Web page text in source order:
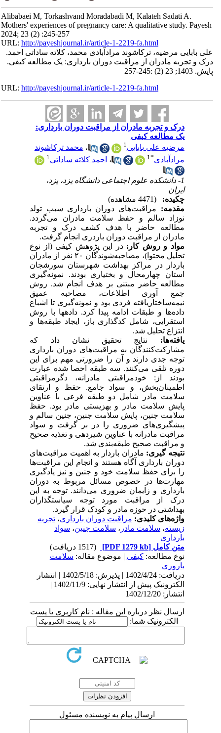
Alibabaei M, Torkashvand Moradabadi M, Kalateh Sadati A.
Mothers' experiences of pregnancy care: A qualitative study. Payesh
2024; 23 (2) :245-257
URL:http://payeshjournal.ir/article-1-2219-fa.html
علی بابایی مرضیه، ترکاشوند مرادآبادی محمد، کلاته ساداتی احمد.
درک و تجربه مادران از مراقبت دوران بارداری: یک مطالعه کیفی.
پایش. 1403; 23 (2) :245-257
URL:http://payeshjournal.ir/article-1-2219-fa.html
درک و تجربه مادران از مراقبت دوران بارداری:
یک مطالعه کیفی
مرضیه علی بابایی
،محمد ترکاشوند
مرادآبادی
1 ،احمد کلاته ساداتی
1- دانشکده علوم اجتماعی دانشگاه یزد، یزد،
ایران
چکیده:
مقدمه:مراقبت‌های دوران بارداری سبب تولد
نوزاد سالم و حفظ سلامت مادران می‌گردد.
مطالعه حاضر با هدف کشف درک و تجربه
مادران از مراقبت دوران باردری انجام گرفت.
مواد و روش کار: در این پژوهش کیفی (از نوع
تحلیل محتوا)، مصاحبه‌شوندگان ۲۰ نفر از مادران
باردار در مراکز بهداشت شهرستان سورشجان
استان چهارمحال و بختیاری بودند. نمونه‌گیری
مطالعه حاضر مبتنی بر هدف انجام شد. روش
جمع آوری اطلاعات، مصاحبه عمیق
نیمه‌ساختاریافته فردی بود و نمونه‌گیری تا اشباع
داده‌ها و طبقات ادامه پیدا کرد. داده­ها با روش
استقرایی، شامل کدگذاری باز، ایجاد طبقه­‌ها و
انتزاع تحلیل شد.
یافته‌ها:
نتایج تحقیق نشان داد که
مشارکت‌کنندگان به مراقبت‌های دوران بارداری
توجه جدی دارند و آن را ضرورتی مهم برای این
دوره تلقی می‌کنند. سه طبقه احصا شده عبارت
بودند از: خودمراقبتی مادرانه، دگرمراقبتی
اطمینان‌بخش، و سواد جامع. حفظ و ارتقای
سلامت مادر شامل دو طبقه فرعی با عناوین
پایش سلامت مادر و بهزیستی مادر بود. حفظ
سلامت جنین، پایش سلامت جنین، جنین سالم و
پیشگیری‌های ضروری را در بر گرفت و سواد
مراقبت مادرانه با عناوین شیردهی و تغذیه صحیح
و مراقبت صحیح طبقه‌بندی شد.
نتیجه گیری:مادران باردار به اهمیت مراقبت‌های
دوران بارداری آگاه هستند و انجام این مراقبت‌ها
را برای حفظ سلامت خود و جنین و نیز یادگیری
مهارت‌ها در خصوص مسائل مربوط به دوران
بارداری و زایمان ضروری می‌دانند. توجه به این
درک از مراقبت مورد توجه سیاستگذاران
بهداشتی در حوزه مادر و کودک قرار گیرد.
واژه‌های کلیدی:مراقبت دوران بارداری،تجربه
زیسته،سلامت مادر، سلامت جنین،سواد
بارداری
متن کامل[PDF 1279 kb]
نوع مطالعه:کیفی| موضوع مقاله:سلامت
باروری
دریافت: 1402/4/24 | پذیرش: 1402/5/18 | انتشار
الکترونیک پیش از انتشار نهایی: 1402/11/9 |
انتشار: 1402/12/20
ارسال نظر درباره این مقاله : نام کاربری یا پست
الکترونیک شما:
ارسال پیام به نویسنده مسئول